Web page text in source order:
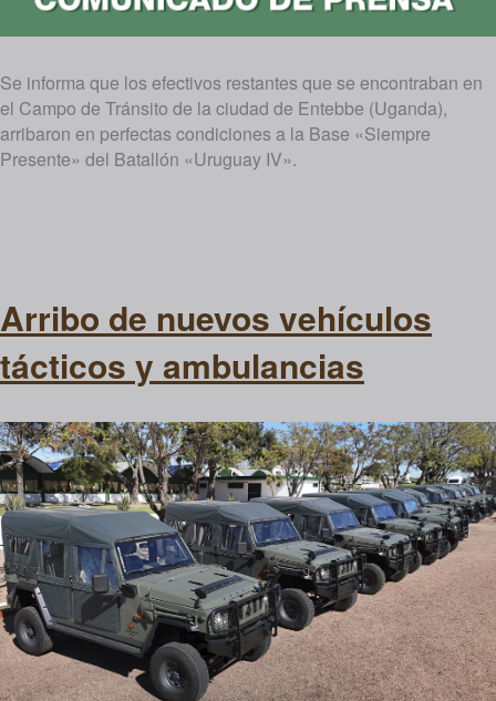
Se informa que los efectivos restantes que se encontraban en
el Campo de Tránsito de la ciudad de Entebbe (Uganda),
arribaron en perfectas condiciones a la Base «Siempre
Presente» del Batallón «Uruguay IV».
Arribo de nuevos vehículos
tácticos y ambulancias